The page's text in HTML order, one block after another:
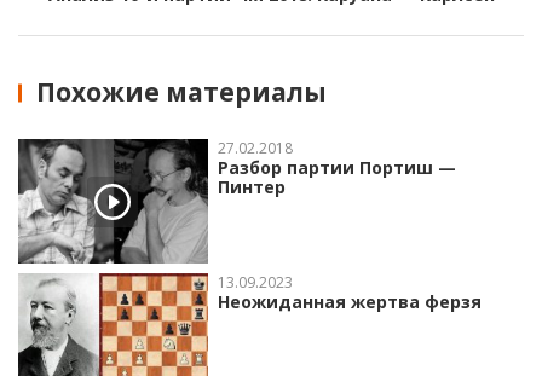
Похожие материалы
27.02.2018
Разбор партии Портиш —
Пинтер
13.09.2023
Неожиданная жертва ферзя